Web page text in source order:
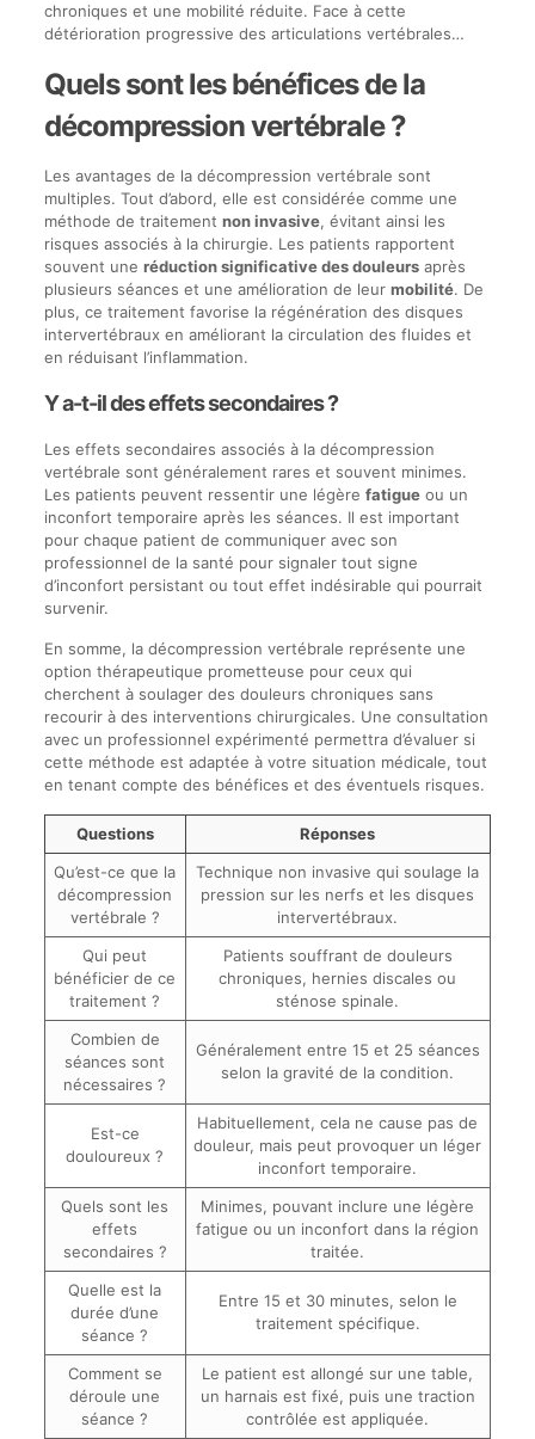
chroniques et une mobilité réduite. Face à cette
détérioration progressive des articulations vertébrales…
Quels sont les bénéfices de la
décompression vertébrale ?
Les avantages de la décompression vertébrale sont
multiples. Tout d’abord, elle est considérée comme une
méthode de traitement non invasive, évitant ainsi les
risques associés à la chirurgie. Les patients rapportent
souvent une réduction significative des douleursaprès
plusieurs séances et une amélioration de leur mobilité. De
plus, ce traitement favorise la régénération des disques
intervertébraux en améliorant la circulation des fluides et
en réduisant l’inflammation.
Y a-t-il des effets secondaires ?
Les effets secondaires associés à la décompression
vertébrale sont généralement rares et souvent minimes.
Les patients peuvent ressentir une légère fatigueou un
inconfort temporaire après les séances. Il est important
pour chaque patient de communiquer avec son
professionnel de la santé pour signaler tout signe
d’inconfort persistant ou tout effet indésirable qui pourrait
survenir.
En somme, la décompression vertébrale représente une
option thérapeutique prometteuse pour ceux qui
cherchent à soulager des douleurs chroniques sans
recourir à des interventions chirurgicales. Une consultation
avec un professionnel expérimenté permettra d’évaluer si
cette méthode est adaptée à votre situation médicale, tout
en tenant compte des bénéfices et des éventuels risques.
Questions
Réponses
Qu’est-ce que la
décompression
vertébrale ?
Technique non invasive qui soulage la
pression sur les nerfs et les disques
intervertébraux.
Qui peut
bénéficier de ce
traitement ?
Patients souffrant de douleurs
chroniques, hernies discales ou
sténose spinale.
Combien de
séances sont
nécessaires ?
Généralement entre 15 et 25 séances
selon la gravité de la condition.
Est-ce
douloureux ?
Habituellement, cela ne cause pas de
douleur, mais peut provoquer un léger
inconfort temporaire.
Quels sont les
effets
secondaires ?
Minimes, pouvant inclure une légère
fatigue ou un inconfort dans la région
traitée.
Quelle est la
durée d’une
séance ?
Entre 15 et 30 minutes, selon le
traitement spécifique.
Comment se
déroule une
séance ?
Le patient est allongé sur une table,
un harnais est fixé, puis une traction
contrôlée est appliquée.